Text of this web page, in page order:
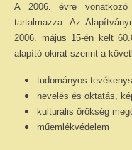
A 2006. évre vonatkozó
tartalmazza. Az
2006. május 15-én kelt
alapító okirat szerint a
tudományos
nevelés és oktatás,
kulturális örökség
műemlékvédelem